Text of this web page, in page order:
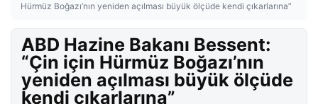
Hürmüz Boğazı’nın yeniden açılması büyük ölçüde kendi çıkarlarına”
ABD Hazine Bakanı Bessent:
“Çin için Hürmüz Boğazı’nın
yeniden açılması büyük ölçüde
kendi çıkarlarına”